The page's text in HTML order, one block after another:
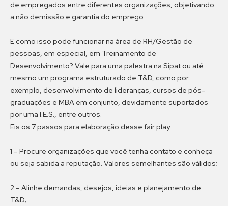
de empregados entre diferentes organizações, objetivando
a não demissão e garantia do emprego.
E como isso pode funcionar na área de RH/Gestão de
pessoas, em especial, em Treinamento de
Desenvolvimento? Vale para uma palestra na Sipat ou até
mesmo um programa estruturado de T&D, como por
exemplo, desenvolvimento de lideranças, cursos de pós-
graduações e MBA em conjunto, devidamente suportados
por uma I.E.S., entre outros.
Eis os 7 passos para elaboração desse fair play:
1 – Procure organizações que você tenha contato e conheça
ou seja sabida a reputação. Valores semelhantes são válidos;
2 – Alinhe demandas, desejos, ideias e planejamento de
T&D;